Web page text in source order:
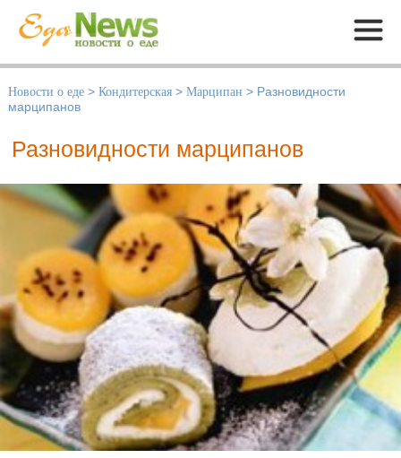
Меню
Новости о еде > Кондитерская > Марципан > Разновидности
марципанов
Разновидности марципанов